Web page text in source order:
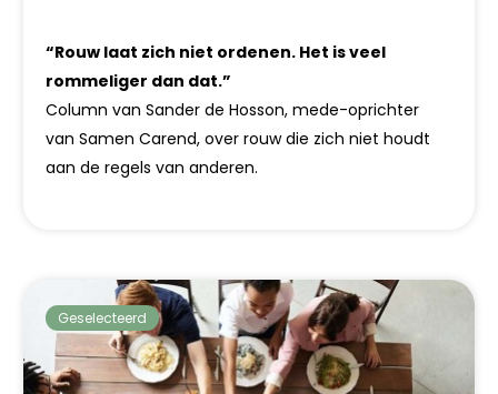
“Rouw laat zich niet ordenen. Het is veel
rommeliger dan dat.”
Column van Sander de Hosson, mede-oprichter
van Samen Carend, over rouw die zich niet houdt
aan de regels van anderen.
Geselecteerd